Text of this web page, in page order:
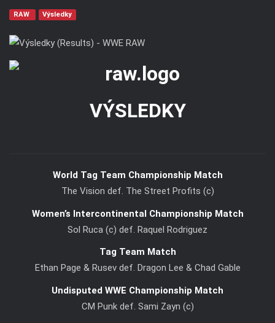
RAW Výsledky
VÝSLEDKY
World Tag Team Championship Match
The Vision def. The Street Profits (c)
Women’s Intercontinental Championship Match
Sol Ruca (c) def. Raquel Rodriguez
Tag Team Match
Ethan Page & Rusev def. Dragon Lee & Chad Gable
Undisputed WWE Championship Match
CM Punk def. Sami Zayn (c)